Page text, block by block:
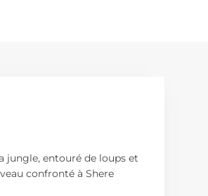
jungle, entouré de loups et
confronté à Shere